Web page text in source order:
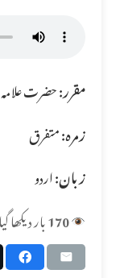
مقرر:حضرت علامہ
زمرہ:متفرق
زبان:اردو
170بار دیکھا گیا